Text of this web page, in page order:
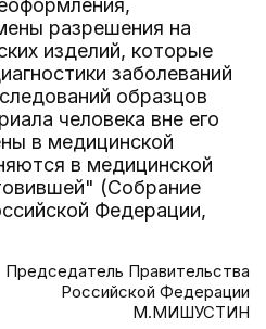
разрешения на
изделий, которые
заболеваний
образцов
человека вне его
в медицинской
в медицинской
(Собрание
Федерации,
Председатель Правительства
Российской Федерации
М.МИШУСТИН